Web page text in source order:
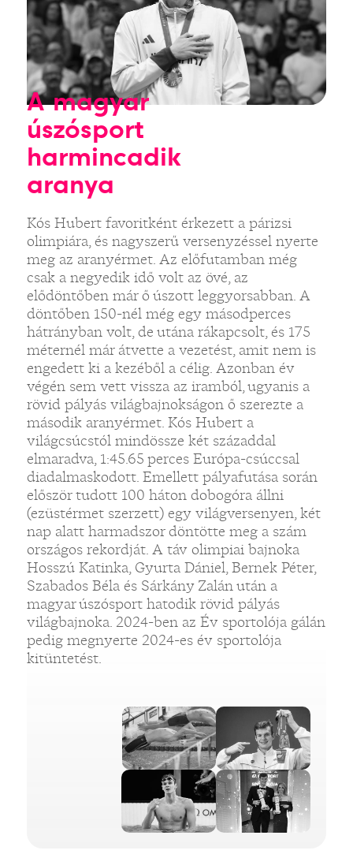
A magyar
úszósport
harmincadik
aranya
Kós Hubert favoritként érkezett a párizsi
olimpiára, és nagyszerű versenyzéssel nyerte
meg az aranyérmet. Az előfutamban még
csak a negyedik idő volt az övé, az
elődöntőben már ő úszott leggyorsabban. A
döntőben 150-nél még egy másodperces
hátrányban volt, de utána rákapcsolt, és 175
méternél már átvette a vezetést, amit nem is
engedett ki a kezéből a célig. Azonban év
végén sem vett vissza az iramból, ugyanis a
rövid pályás világbajnokságon ő szerezte a
második aranyérmet. Kós Hubert a
világcsúcstól mindössze két századdal
elmaradva, 1:45.65 perces Európa-csúccsal
diadalmaskodott. Emellett pályafutása során
először tudott 100 háton dobogóra állni
(ezüstérmet szerzett) egy világversenyen, két
nap alatt harmadszor döntötte meg a szám
országos rekordját. A táv olimpiai bajnoka
Hosszú Katinka, Gyurta Dániel, Bernek Péter,
Szabados Béla és Sárkány Zalán után a
magyar úszósport hatodik rövid pályás
világbajnoka. 2024-ben az Év sportolója gálán
pedig megnyerte 2024-es év sportolója
kitüntetést.